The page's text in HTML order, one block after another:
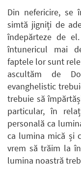
Din nefericire, se
simtă jigniți de
îndepărteze de
întunericul mai
faptele lor sunt
ascultăm de
evanghelistic
trebuie să
particular, în
personală ca
ca lumina mică și
vrem să trăim la
lumina noastră